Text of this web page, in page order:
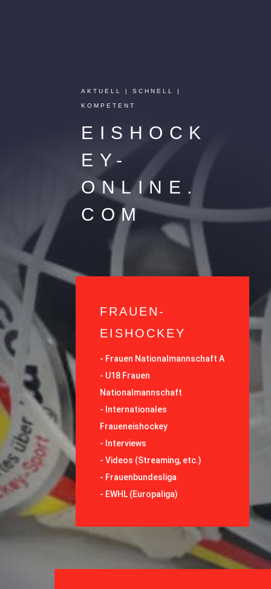
AKTUELL | SCHNELL |
KOMPETENT
EISHOCK
EY-
ONLINE.
COM
FRAUEN-
EISHOCKEY
- Frauen Nationalmannschaft A
- U18 Frauen
Nationalmannschaft
- Internationales
Fraueneishockey
- Interviews
-Videos (Streaming, etc.)
- Frauenbundesliga
- EWHL (Europaliga)